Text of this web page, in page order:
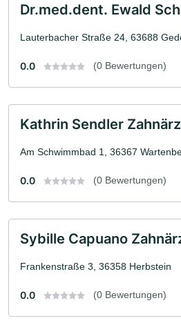
Dr.med.dent. Ewald
Lauterbacher Straße 24, 63688
0.0 (0 Bewertungen)
Kathrin Sendler
Am Schwimmbad 1, 36367
0.0 (0 Bewertungen)
Sybille Capuano
Frankenstraße 3, 36358 Herbstein
0.0 (0 Bewertungen)